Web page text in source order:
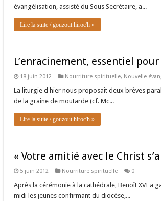
évangélisation, assisté du Sous Secrétaire, a...
Lire la suite / gouzout hiroc'h »
L’enracinement, essentiel
18 juin 2012 Nourriture spirituelle, Nouvelle
La liturgie d'hier nous proposait deux brèves
de la graine de moutarde (cf. Mc...
Lire la suite / gouzout hiroc'h »
« Votre amitié avec le Christ
5 juin 2012 Nourriture spirituelle 0
Après la cérémonie à la cathédrale, Benoît XVI a
midi les jeunes confirmant du diocèse,...